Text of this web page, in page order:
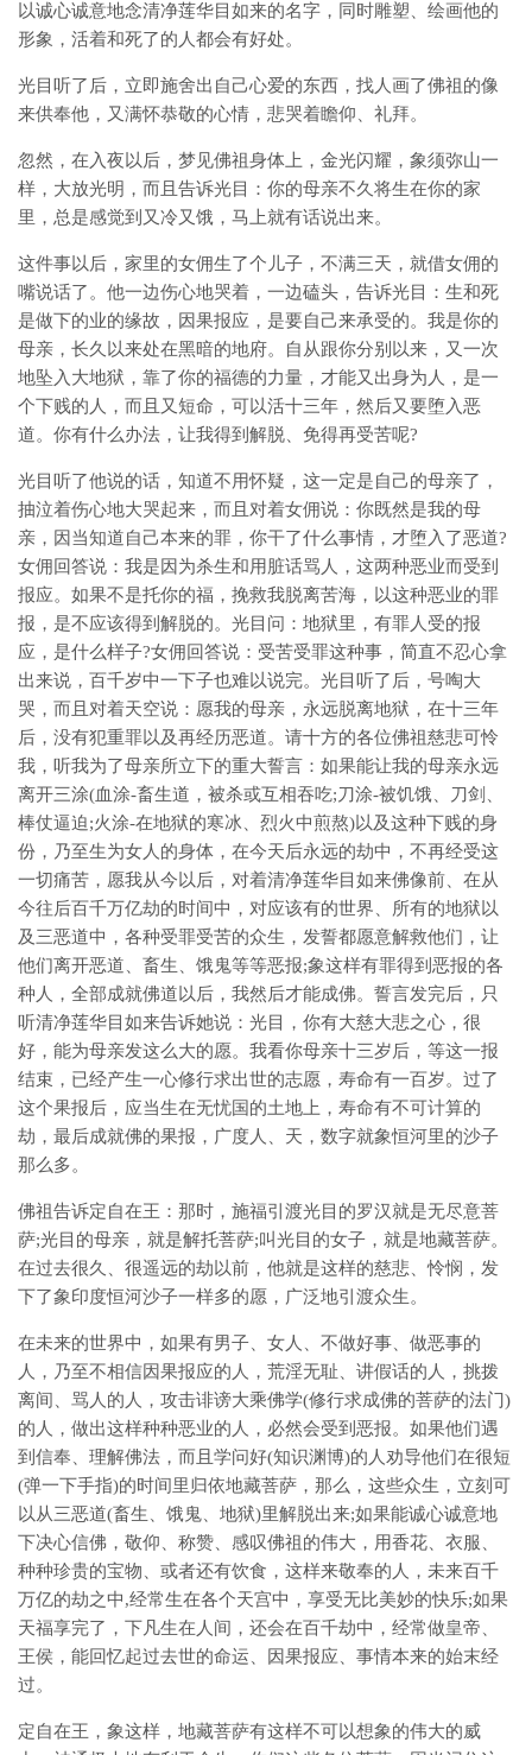
以诚心诚意地念清净莲华目如来的名字，同时雕塑、绘画他的
形象，活着和死了的人都会有好处。
光目听了后，立即施舍出自己心爱的东西，找人画了佛祖的像
来供奉他，又满怀恭敬的心情，悲哭着瞻仰、礼拜。
忽然，在入夜以后，梦见佛祖身体上，金光闪耀，象须弥山一
样，大放光明，而且告诉光目：你的母亲不久将生在你的家
里，总是感觉到又冷又饿，马上就有话说出来。
这件事以后，家里的女佣生了个儿子，不满三天，就借女佣的
嘴说话了。他一边伤心地哭着，一边磕头，告诉光目：生和死
是做下的业的缘故，因果报应，是要自己来承受的。我是你的
母亲，长久以来处在黑暗的地府。自从跟你分别以来，又一次
地坠入大地狱，靠了你的福德的力量，才能又出身为人，是一
个下贱的人，而且又短命，可以活十三年，然后又要堕入恶
道。你有什么办法，让我得到解脱、免得再受苦呢?
光目听了他说的话，知道不用怀疑，这一定是自己的母亲了，
抽泣着伤心地大哭起来，而且对着女佣说：你既然是我的母
亲，因当知道自己本来的罪，你干了什么事情，才堕入了恶道?
女佣回答说：我是因为杀生和用脏话骂人，这两种恶业而受到
报应。如果不是托你的福，挽救我脱离苦海，以这种恶业的罪
报，是不应该得到解脱的。光目问：地狱里，有罪人受的报
应，是什么样子?女佣回答说：受苦受罪这种事，简直不忍心拿
出来说，百千岁中一下子也难以说完。光目听了后，号啕大
哭，而且对着天空说：愿我的母亲，永远脱离地狱，在十三年
后，没有犯重罪以及再经历恶道。请十方的各位佛祖慈悲可怜
我，听我为了母亲所立下的重大誓言：如果能让我的母亲永远
离开三涂(血涂-畜生道，被杀或互相吞吃;刀涂-被饥饿、刀剑、
棒仗逼迫;火涂-在地狱的寒冰、烈火中煎熬)以及这种下贱的身
份，乃至生为女人的身体，在今天后永远的劫中，不再经受这
一切痛苦，愿我从今以后，对着清净莲华目如来佛像前、在从
今往后百千万亿劫的时间中，对应该有的世界、所有的地狱以
及三恶道中，各种受罪受苦的众生，发誓都愿意解救他们，让
他们离开恶道、畜生、饿鬼等等恶报;象这样有罪得到恶报的各
种人，全部成就佛道以后，我然后才能成佛。誓言发完后，只
听清净莲华目如来告诉她说：光目，你有大慈大悲之心，很
好，能为母亲发这么大的愿。我看你母亲十三岁后，等这一报
结束，已经产生一心修行求出世的志愿，寿命有一百岁。过了
这个果报后，应当生在无忧国的土地上，寿命有不可计算的
劫，最后成就佛的果报，广度人、天，数字就象恒河里的沙子
那么多。
佛祖告诉定自在王：那时，施福引渡光目的罗汉就是无尽意菩
萨;光目的母亲，就是解托菩萨;叫光目的女子，就是地藏菩萨。
在过去很久、很遥远的劫以前，他就是这样的慈悲、怜悯，发
下了象印度恒河沙子一样多的愿，广泛地引渡众生。
在未来的世界中，如果有男子、女人、不做好事、做恶事的
人，乃至不相信因果报应的人，荒淫无耻、讲假话的人，挑拨
离间、骂人的人，攻击诽谤大乘佛学(修行求成佛的菩萨的法门)
的人，做出这样种种恶业的人，必然会受到恶报。如果他们遇
到信奉、理解佛法，而且学问好(知识渊博)的人劝导他们在很短
(弹一下手指)的时间里归依地藏菩萨，那么，这些众生，立刻可
以从三恶道(畜生、饿鬼、地狱)里解脱出来;如果能诚心诚意地
下决心信佛，敬仰、称赞、感叹佛祖的伟大，用香花、衣服、
种种珍贵的宝物、或者还有饮食，这样来敬奉的人，未来百千
万亿的劫之中,经常生在各个天宫中，享受无比美妙的快乐;如果
天福享完了，下凡生在人间，还会在百千劫中，经常做皇帝、
王侯，能回忆起过去世的命运、因果报应、事情本来的始末经
过。
定自在王，象这样，地藏菩萨有这样不可以想象的伟大的威